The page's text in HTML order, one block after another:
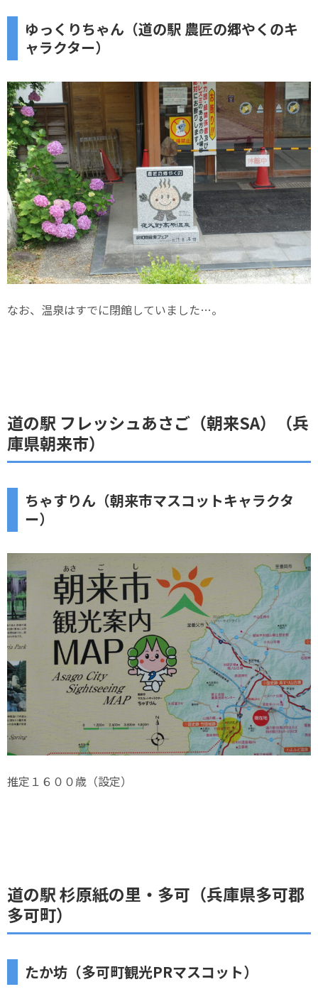
ゆっくりちゃん（道の駅 農匠の郷やくのキ
ャラクター）
なお、温泉はすでに閉館していました…。
道の駅 フレッシュあさご（朝来SA）（兵
庫県朝来市）
ちゃすりん（朝来市マスコットキャラクタ
ー）
推定１６００歳（設定）
道の駅 杉原紙の里・多可（兵庫県多可郡
多可町）
たか坊（多可町観光PRマスコット）